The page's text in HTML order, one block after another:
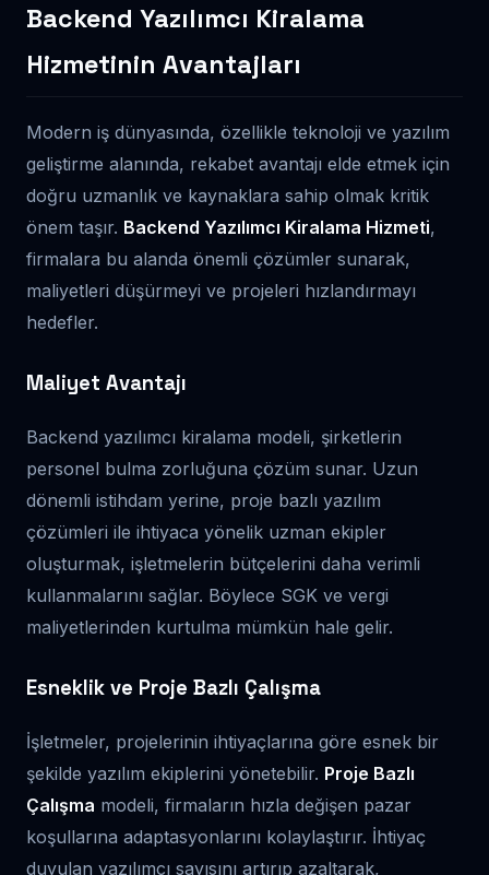
Backend Yazılımcı Kiralama
Hizmetinin Avantajları
Modern iş dünyasında, özellikle teknoloji ve yazılım
geliştirme alanında, rekabet avantajı elde etmek için
doğru uzmanlık ve kaynaklara sahip olmak kritik
önem taşır. Backend Yazılımcı Kiralama Hizmeti,
firmalara bu alanda önemli çözümler sunarak,
maliyetleri düşürmeyi ve projeleri hızlandırmayı
hedefler.
Maliyet Avantajı
Backend yazılımcı kiralama modeli, şirketlerin
personel bulma zorluğuna çözüm sunar. Uzun
dönemli istihdam yerine, proje bazlı yazılım
çözümleri ile ihtiyaca yönelik uzman ekipler
oluşturmak, işletmelerin bütçelerini daha verimli
kullanmalarını sağlar. Böylece SGK ve vergi
maliyetlerinden kurtulma mümkün hale gelir.
Esneklik ve Proje Bazlı Çalışma
İşletmeler, projelerinin ihtiyaçlarına göre esnek bir
şekilde yazılım ekiplerini yönetebilir. Proje Bazlı
Çalışma modeli, firmaların hızla değişen pazar
koşullarına adaptasyonlarını kolaylaştırır. İhtiyaç
duyulan yazılımcı sayısını artırıp azaltarak,